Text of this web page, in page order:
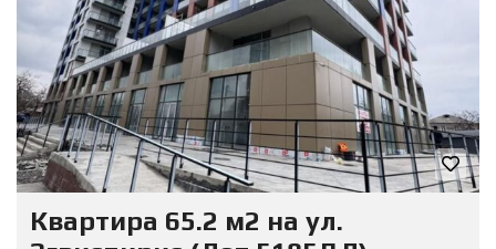
Квартира 65.2 м2 на ул.